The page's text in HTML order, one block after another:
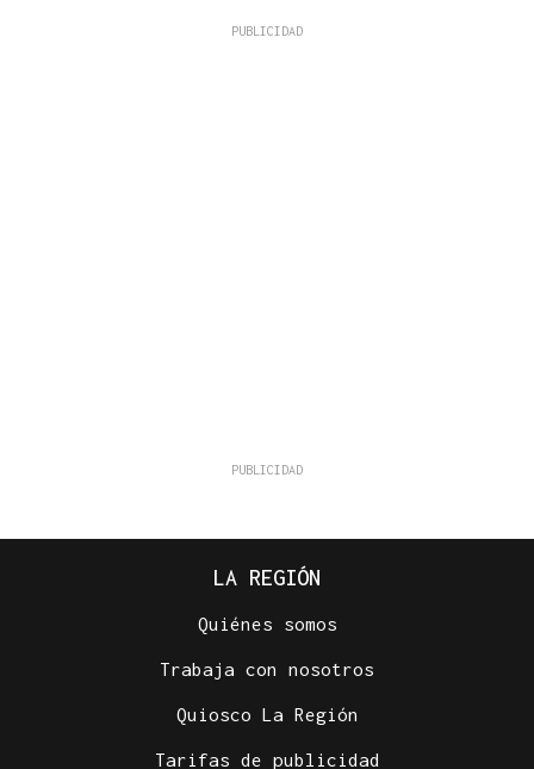
LA REGIÓN
Quiénes somos
Trabaja con nosotros
Quiosco La Región
Tarifas de publicidad